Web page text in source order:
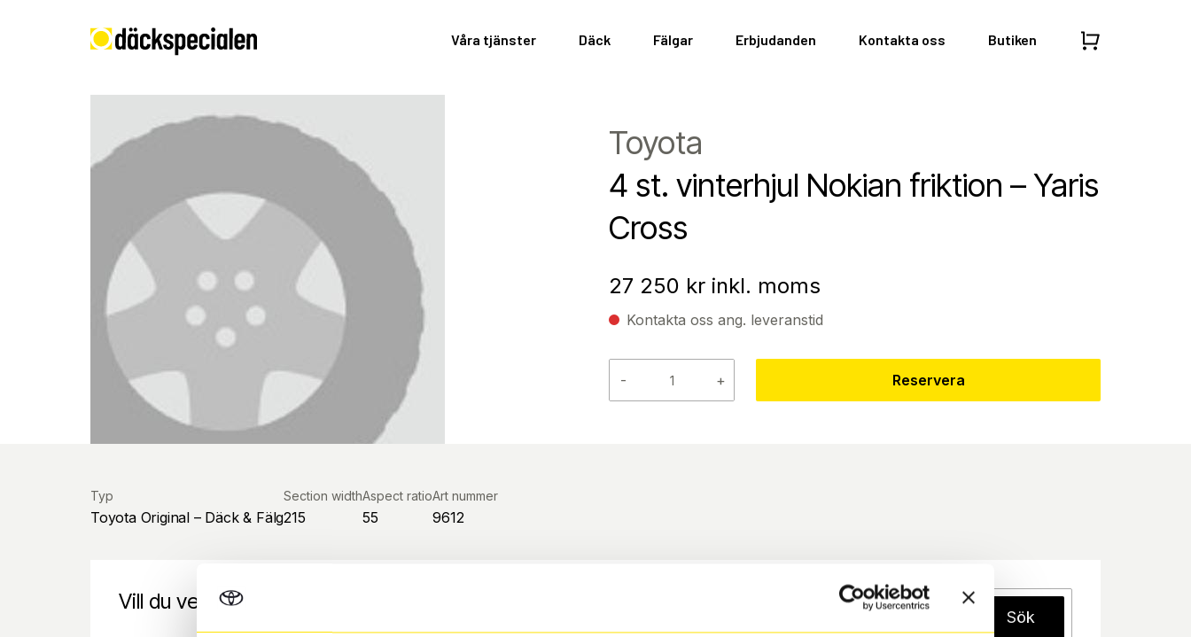
Våra tjänster Däck Fälgar Erbjudanden Kontakta oss Butiken
Toyota
4 st. vinterhjul Nokian friktion – Yaris
Cross
27 250 kr inkl. moms
Kontakta oss ang. leveranstid
- + Reservera
Typ
Toyota Original – Däck & Fälg
Section width
215
Aspect ratio
55
Art nummer
9612
Vill du veta mer om Toyota original vinterhjul?
Sök